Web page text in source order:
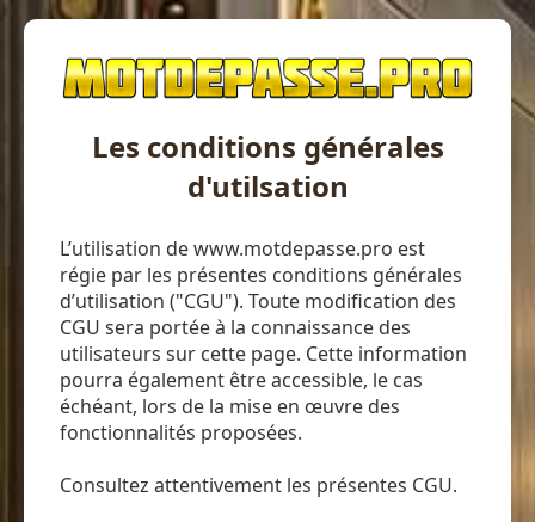
Les conditions générales
d'utilsation
L’utilisation de www.motdepasse.pro est
régie par les présentes conditions générales
d’utilisation ("CGU"). Toute modification des
CGU sera portée à la connaissance des
utilisateurs sur cette page. Cette information
pourra également être accessible, le cas
échéant, lors de la mise en œuvre des
fonctionnalités proposées.
Consultez attentivement les présentes CGU.